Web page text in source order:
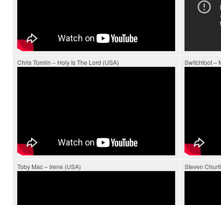
Chris Tomlin – Holy Is The Lord (USA) Switchfoot –
Toby Mac – Irene (USA) Steven